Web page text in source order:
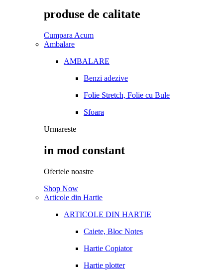
produse de calitate
Cumpara Acum
Ambalare
AMBALARE
Benzi adezive
Folie Stretch, Folie cu Bule
Sfoara
Urmareste
in mod constant
Ofertele noastre
Shop Now
Articole din Hartie
ARTICOLE DIN HARTIE
Caiete, Bloc Notes
Hartie Copiator
Hartie plotter